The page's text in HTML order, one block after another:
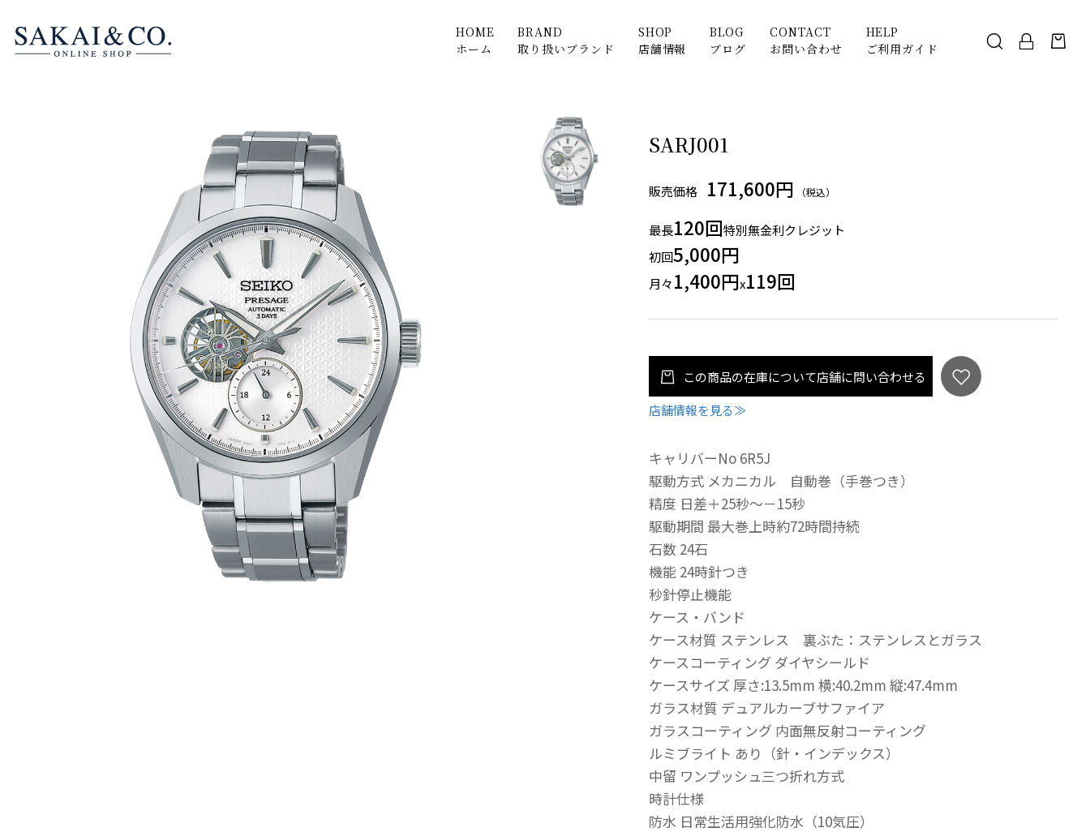
HOME
ホーム
BRAND
取り扱いブランド
SHOP
店舗情報
BLOG
ブログ
CONTACT
お問い合わせ
HELP
ご利用ガイド
SARJ001
販売価格 171,600円 （税込）
最長120回特別無金利クレジット
初回5,000円
月々1,400円x119回
この商品の在庫について店舗に問い合わせる
店舗情報を見る≫
キャリバーNo 6R5J
駆動方式 メカニカル 自動巻（手巻つき）
精度 日差＋25秒～－15秒
駆動期間 最大巻上時約72時間持続
石数 24石
機能 24時針つき
秒針停止機能
ケース・バンド
ケース材質 ステンレス 裏ぶた：ステンレスとガラス
ケースコーティング ダイヤシールド
ケースサイズ 厚さ:13.5mm 横:40.2mm 縦:47.4mm
ガラス材質 デュアルカーブサファイア
ガラスコーティング 内面無反射コーティング
ルミブライト あり（針・インデックス）
中留 ワンプッシュ三つ折れ方式
時計仕様
防水 日常生活用強化防水（10気圧）